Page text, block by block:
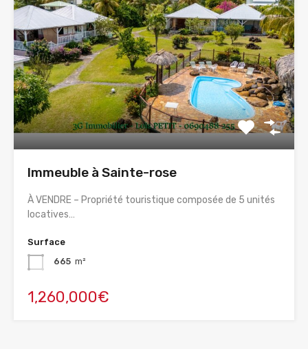
Immeuble à Sainte-rose
À VENDRE – Propriété touristique composée de 5 unités
locatives…
Surface
665 m²
1,260,000€